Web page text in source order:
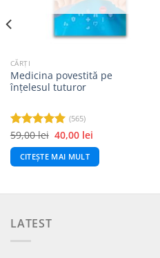
CĂRȚI
Medicina povestită pe
înțelesul tuturor
Evaluat la
4.99din 5
(565)
59,00lei Prețul
inițial
a
fost:
59,00 lei.
40,00 leiPrețul
este:
40,00 lei.
CITEȘTE MAI MULT
LATEST